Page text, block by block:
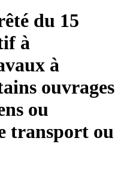
du 15
à
à
ouvrages
ou
transport ou